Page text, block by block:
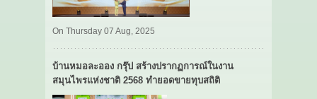
On Thursday 07 Aug, 2025
บ้านหมอละออง กรุ๊ป สร้างปรากฏการณ์ในงาน
สมุนไพรแห่งชาติ 2568 ทำยอดขายทุบสถิติ